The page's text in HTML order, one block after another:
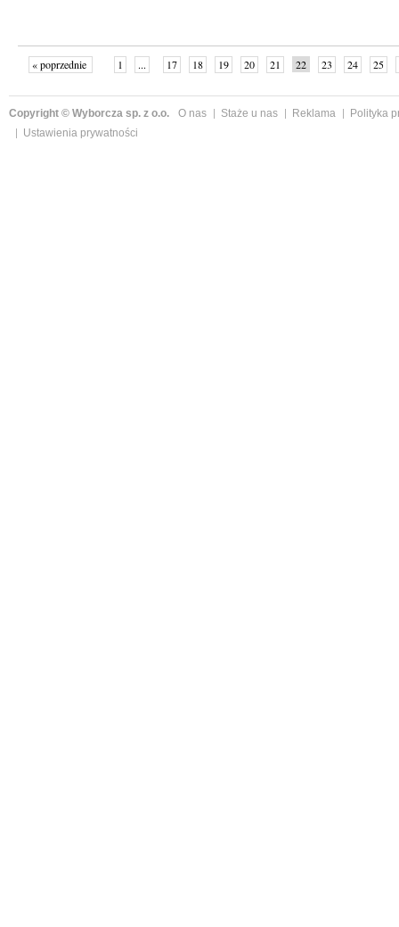
« poprzednie 1 ... 17 18 19 20 21 22 23 24 25
Copyright © Wyborcza sp. z o.o. O nas Staże u nas Reklama
Polityka
Ustawienia prywatności